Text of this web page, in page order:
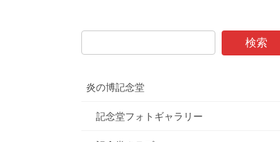
炎の博記念堂
記念堂フォトギャラリー